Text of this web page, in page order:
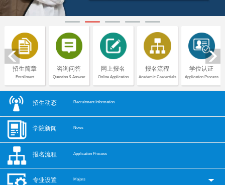
招生简章
Enrollment
咨询问答
Question & Answer
网上报名
Online Application
报名流程
Academic Credentials
学位认证
Application Process
招生动态 Recruitment Information
学院新闻 News
报名流程 Application Process
专业设置 Majors